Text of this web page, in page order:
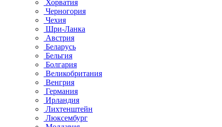
Хорватия
Черногория
Чехия
Шри-Ланка
Австрия
Беларусь
Бельгия
Болгария
Великобритания
Венгрия
Германия
Ирландия
Лихтенштейн
Люксембург